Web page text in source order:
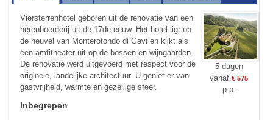
Viersterrenhotel geboren uit de renovatie van een
herenboerderij uit de 17de eeuw. Het hotel ligt op
de heuvel van Monte­rotondo di Gavi en kijkt als
een amfi­theater uit op de bossen en wijngaarden.
De reno­va­tie werd uitgevoerd met respect voor de
originele, landelijke architectuur. U geniet er van
gastvrij­heid, warmte en gezellige sfeer.
Inbegrepen
5 dagen
vanaf€ 575
p.p.